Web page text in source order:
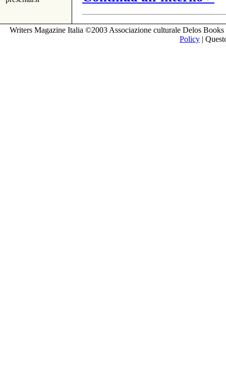
Writers Magazine Italia ©2003 Associazione culturale Delos
Policy |